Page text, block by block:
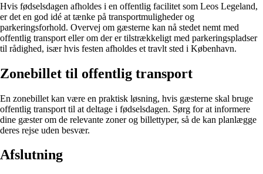
Hvis fødselsdagen afholdes i en offentlig facilitet som Leos Legeland,
er det en god idé at tænke på transportmuligheder og
parkeringsforhold. Overvej om gæsterne kan nå stedet nemt med
offentlig transport eller om der er tilstrækkeligt med parkeringspladser
til rådighed, især hvis festen afholdes et travlt sted i København.
Zonebillet til offentlig transport
En zonebillet kan være en praktisk løsning, hvis gæsterne skal bruge
offentlig transport til at deltage i fødselsdagen. Sørg for at informere
dine gæster om de relevante zoner og billettyper, så de kan planlægge
deres rejse uden besvær.
Afslutning